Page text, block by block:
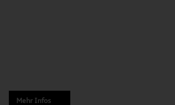
Mehr Infos